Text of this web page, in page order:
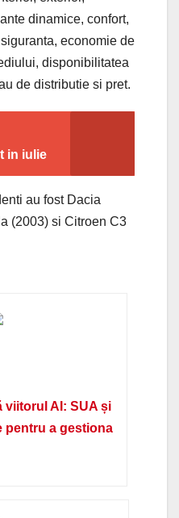
dinamice, confort,
economie de
disponibilitatea
de distributie si pret.
in iulie
au fost Dacia
(2003) si Citroen C3
AI: SUA și
pentru a gestiona